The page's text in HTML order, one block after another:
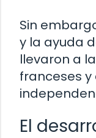
Sin
y la ayuda
llevaron a
franceses
El